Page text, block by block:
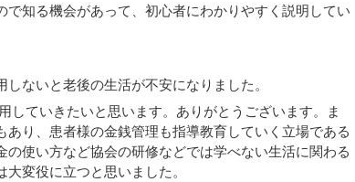
で知る機会があって、初心者にわかりやすく説明してい
ないと老後の生活が不安になりました。
していきたいと思います。ありがとうございます。ま
あり、患者様の金銭管理も指導教育していく立場である
の使い方など協会の研修などでは学べない生活に関わる
変役に立つと思いました。